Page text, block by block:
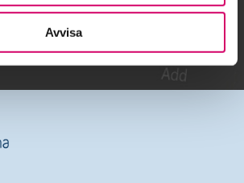
Avvisa
Lägg till i kalender